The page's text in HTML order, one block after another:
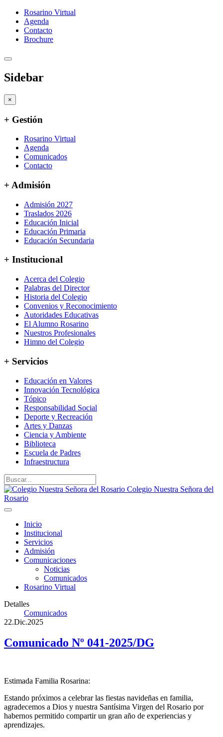
Rosarino Virtual
Agenda
Contacto
Brochure
Sidebar
×
+ Gestión
Rosarino Virtual
Agenda
Comunicados
Contacto
+ Admisión
Admisión 2027
Traslados 2026
Educación Inicial
Educación Primaria
Educación Secundaria
+ Institucional
Acerca del Colegio
Palabras del Director
Historia del Colegio
Convenios y Reconocimiento
Autoridades Educativas
El Alumno Rosarino
Nuestros Profesionales
Himno del Colegio
+ Servicios
Educación en Valores
Innovación Tecnológica
Tópico
Responsabilidad Social
Deporte y Recreación
Artes y Danzas
Ciencia y Ambiente
Biblioteca
Escuela de Padres
Infraestructura
Colegio Nuestra Señora del
Rosario
Inicio
Institucional
Servicios
Admisión
Comunicaciones
Noticias
Comunicados
Rosarino Virtual
Detalles
Comunicados
22.Dic.2025
Comunicado Nº 041-2025/DG
Estimada Familia Rosarina:
Estando próximos a celebrar las fiestas navideñas en familia,
agradecemos a Dios y nuestra Santísima Virgen del Rosario por
habernos permitido compartir un gran año de experiencias y
aprendizajes.